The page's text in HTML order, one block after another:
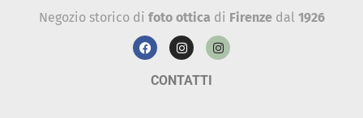
Negozio storico di foto ottica di Firenzedal 1926
CONTATTI